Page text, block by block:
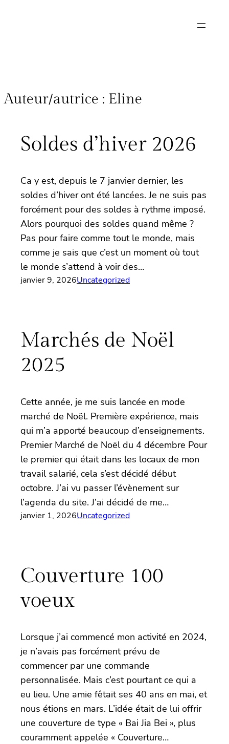
Auteur/autrice : Eline
Soldes d’hiver 2026
Ca y est, depuis le 7 janvier dernier, les
soldes d’hiver ont été lancées. Je ne suis pas
forcément pour des soldes à rythme imposé.
Alors pourquoi des soldes quand même ?
Pas pour faire comme tout le monde, mais
comme je sais que c’est un moment où tout
le monde s’attend à voir des…
janvier 9, 2026Uncategorized
Marchés de Noël
2025
Cette année, je me suis lancée en mode
marché de Noël. Première expérience, mais
qui m’a apporté beaucoup d’enseignements.
Premier Marché de Noël du 4 décembre Pour
le premier qui était dans les locaux de mon
travail salarié, cela s’est décidé début
octobre. J’ai vu passer l’évènement sur
l’agenda du site. J’ai décidé de me…
janvier 1, 2026Uncategorized
Couverture 100
voeux
Lorsque j’ai commencé mon activité en 2024,
je n’avais pas forcément prévu de
commencer par une commande
personnalisée. Mais c’est pourtant ce qui a
eu lieu. Une amie fêtait ses 40 ans en mai, et
nous étions en mars. L’idée était de lui offrir
une couverture de type « Bai Jia Bei », plus
couramment appelée « Couverture…